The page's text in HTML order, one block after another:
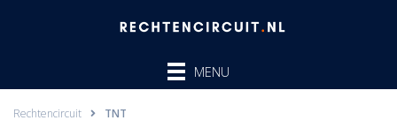
MENU
Rechtencircuit TNT